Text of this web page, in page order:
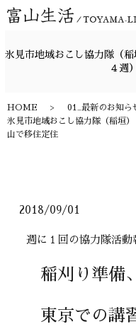
氷見市地域おこし協力隊（
４週
HOME
01_最新のお知
氷見市地域おこし協力隊（稲垣
山で移住定住
2018/09/01
週に１回の協力隊活動
稲刈り準備、
東京での講